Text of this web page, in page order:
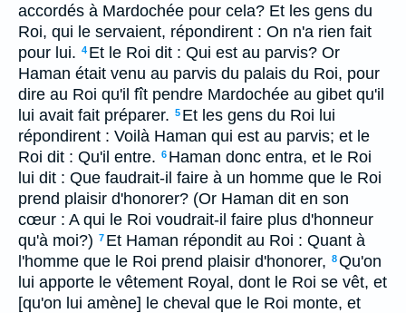
accordés à Mardochée pour cela? Et les gens du
Roi, qui le servaient, répondirent : On n'a rien fait
pour lui. 4 Et le Roi dit : Qui est au parvis? Or
Haman était venu au parvis du palais du Roi, pour
dire au Roi qu'il fît pendre Mardochée au gibet qu'il
lui avait fait préparer. 5 Et les gens du Roi lui
répondirent : Voilà Haman qui est au parvis; et le
Roi dit : Qu'il entre. 6 Haman donc entra, et le Roi
lui dit : Que faudrait-il faire à un homme que le Roi
prend plaisir d'honorer? (Or Haman dit en son
cœur : A qui le Roi voudrait-il faire plus d'honneur
qu'à moi?) 7 Et Haman répondit au Roi : Quant à
l'homme que le Roi prend plaisir d'honorer, 8Qu'on
lui apporte le vêtement Royal, dont le Roi se vêt, et
[qu'on lui amène] le cheval que le Roi monte, et